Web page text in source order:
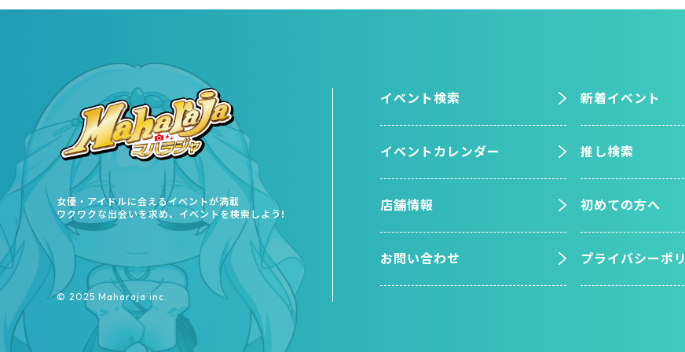
女優・アイドルに会えるイベントが満載
ワクワクな出会いを求め、イベントを検索しよう!
©︎ 2025 Maharaja inc.
イベント検索 新着イベント
イベントカレンダー 推し検索
店舗情報 初めての方へ
お問い合わせ プライバシーポ